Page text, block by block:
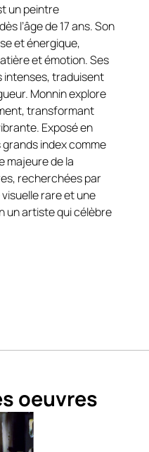
omniprésents,
et grises,
orangées et
profondeur et
donne à
panoramique 60 x
maîtresse, idéale
force et modernité.
l’artiste, elle
un peintre
l’âge de 17 ans. Son
et énergique,
et émotion. Ses
intenses, traduisent
Monnin explore
transformant
Exposé en
index comme
majeure de la
recherchées par
rare et une
un artiste qui célèbre
oeuvres